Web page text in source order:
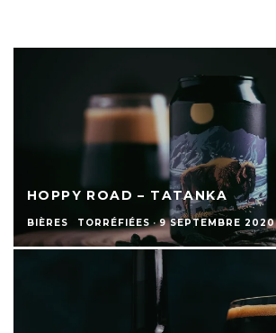
HOPPY ROAD – TATANKA
BIÈRES TORRÉFIÉES · 9 SEPTEMBRE 2020